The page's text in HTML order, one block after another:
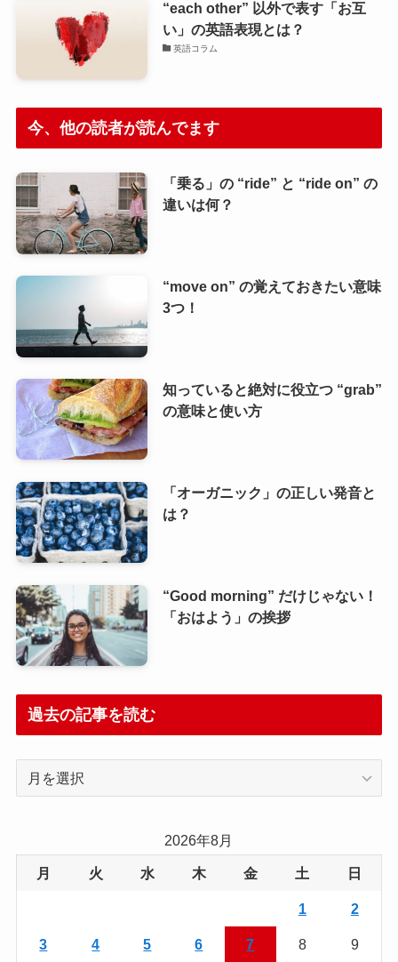
“each other” 以外で表す「お互
い」の英語表現とは？
英語コラム
今、他の読者が読んでます
「乗る」の “ride” と “ride on” の
違いは何？
“move on” の覚えておきたい意味
3つ！
知っていると絶対に役立つ “grab”
の意味と使い方
「オーガニック」の正しい発音と
は？
“Good morning” だけじゃない！
「おはよう」の挨拶
過去の記事を読む
事
2026年8月
月 火 水 木 金 土 日
1 2
3 4 5 6 7 8 9